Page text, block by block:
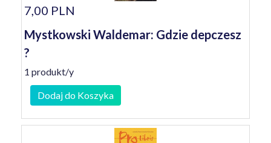
7,00 PLN
Mystkowski Waldemar: Gdzie depczesz
?
1 produkt/y
Dodaj do Koszyka